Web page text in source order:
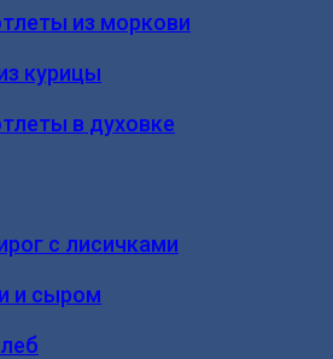
из моркови
курицы
в духовке
с лисичками
и сыром